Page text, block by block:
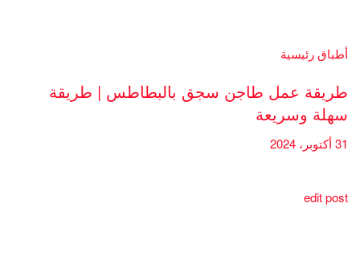
أطباق رئيسية
طريقة عمل طاجن سجق بالبطاطس | طريقة
سهلة وسريعة
31 أكتوبر، 2024
edit post